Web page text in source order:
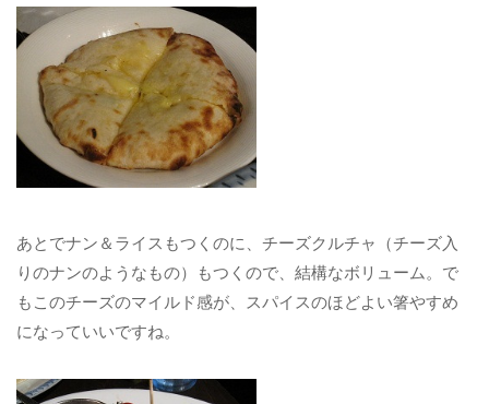
あとでナン＆ライスもつくのに、チーズクルチャ（チーズ入
りのナンのようなもの）もつくので、結構なボリューム。で
もこのチーズのマイルド感が、スパイスのほどよい箸やすめ
になっていいですね。